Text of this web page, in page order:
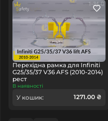
Перехідна рамка для Infiniti
G25/35/37 V36 AFS (2010-2014)
рест
В наявності
У кошик: 1271.00 ₴